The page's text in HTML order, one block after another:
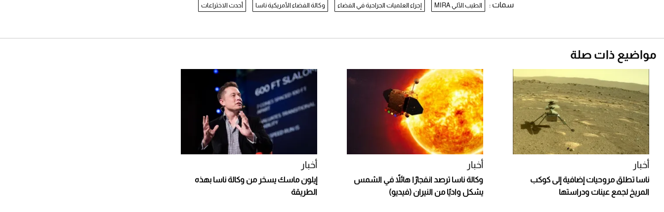
سمات : الطيب الآلي MIRA إجراء العلميات الجراحية في الفضاء وكالة الفضاء الأمريكية ناسا أحدث الاختراعات
مواضيع ذات صلة
أخبار
ناسا تطلق مروحيات إضافية إلى كوكب
المريخ لجمع عينات ودراستها
أخبار
وكالة ناسا ترصد انفجارًا هائلاً في الشمس
يشكل واديًا من النيران (فيديو)
أخبار
إيلون ماسك يسخر من وكالة ناسا بهذه
الطريقة